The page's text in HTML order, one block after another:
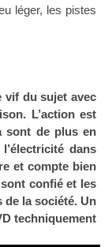
léger, les pistes
vif du sujet avec
L’action est
sont de plus en
dans
et compte bien
confié et les
de la société. Un
techniquement